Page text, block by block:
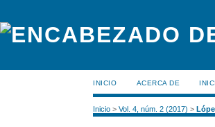
INICIO ACERCA DE
Inicio >Vol. 4, núm. 2 (2017) >